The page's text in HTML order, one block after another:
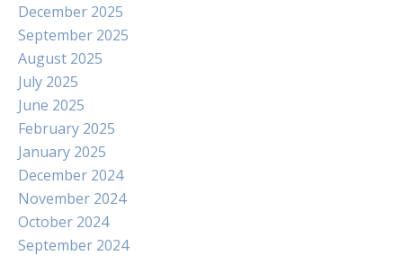
December 2025
September 2025
August 2025
July 2025
June 2025
February 2025
January 2025
December 2024
November 2024
October 2024
September 2024